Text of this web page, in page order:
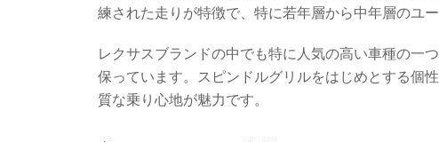
練された走りが特徴で、特に若年層から中年層のユ
レクサスブランドの中でも特に人気の高い車種の一つ
保っています。スピンドルグリルをはじめとする個
質な乗り心地が魅力です。